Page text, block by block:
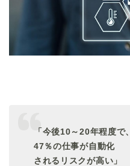
「今後10～20年程度
47％の仕事が自動化
されるリスクが高い」